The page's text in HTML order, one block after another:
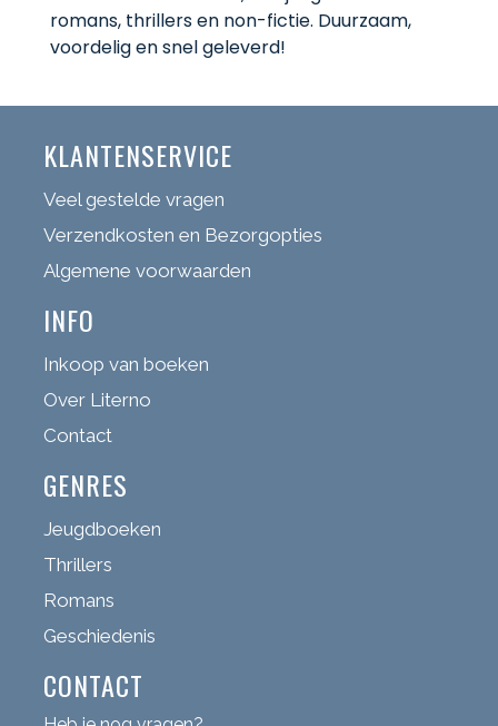
romans, thrillers en non-fictie. Duurzaam,
voordelig en snel geleverd!
KLANTENSERVICE
Veel gestelde vragen
Verzendkosten en Bezorgopties
Algemene voorwaarden
INFO
Inkoop van boeken
Over Literno
Contact
GENRES
Jeugdboeken
Thrillers
Romans
Geschiedenis
CONTACT